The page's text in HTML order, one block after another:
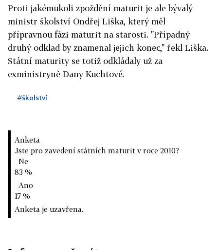
Proti jakémukoli zpoždění maturit je ale bývalý
ministr školství Ondřej Liška, který měl
přípravnou fázi maturit na starosti. "Případný
druhý odklad by znamenal jejich konec," řekl Liška.
Státní maturity se totiž odkládaly už za
exministryně Dany Kuchtové.
#školství
Anketa
Jste pro zavedení státních maturit v roce 2010?
Ne
83 %
Ano
17 %
Anketa je uzavřena.